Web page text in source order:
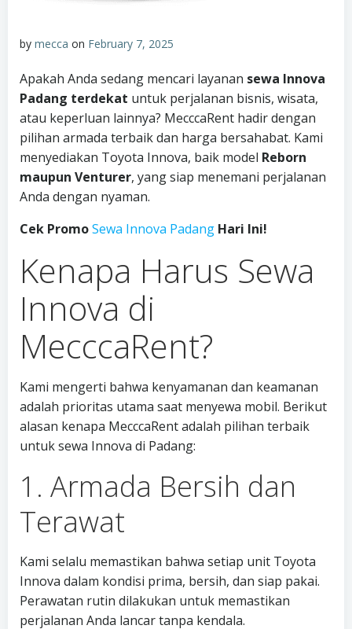
by mecca on February 7, 2025
Apakah Anda sedang mencari layanan sewa Innova
Padang terdekat untuk perjalanan bisnis, wisata,
atau keperluan lainnya? MecccaRent hadir dengan
pilihan armada terbaik dan harga bersahabat. Kami
menyediakan Toyota Innova, baik model Reborn
maupun Venturer, yang siap menemani perjalanan
Anda dengan nyaman.
Cek PromoSewa Innova Padang Hari Ini!
Kenapa Harus Sewa
Innova di
MecccaRent?
Kami mengerti bahwa kenyamanan dan keamanan
adalah prioritas utama saat menyewa mobil. Berikut
alasan kenapa MecccaRent adalah pilihan terbaik
untuk sewa Innova di Padang:
1. Armada Bersih dan
Terawat
Kami selalu memastikan bahwa setiap unit Toyota
Innova dalam kondisi prima, bersih, dan siap pakai.
Perawatan rutin dilakukan untuk memastikan
perjalanan Anda lancar tanpa kendala.